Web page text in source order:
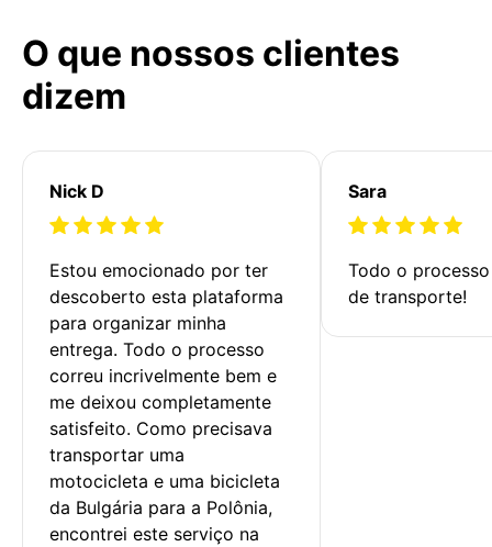
O que nossos clientes
dizem
Nick D
Estou emocionado por ter
descoberto esta plataforma
para organizar minha
entrega. Todo o processo
correu incrivelmente bem e
me deixou completamente
satisfeito. Como precisava
transportar uma
motocicleta e uma bicicleta
da Bulgária para a Polônia,
encontrei este serviço na
Sara
Todo o
de transporte!